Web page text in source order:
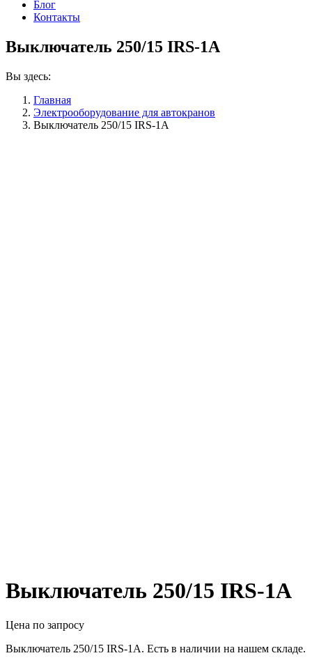
Блог
Контакты
Выключатель 250/15 IRS-1A
Вы здесь:
Главная
Электрооборудование для автокранов
Выключатель 250/15 IRS-1A
Выключатель 250/15 IRS-1A
Цена по запросу
Выключатель 250/15 IRS-1A. Есть в наличии на нашем складе.